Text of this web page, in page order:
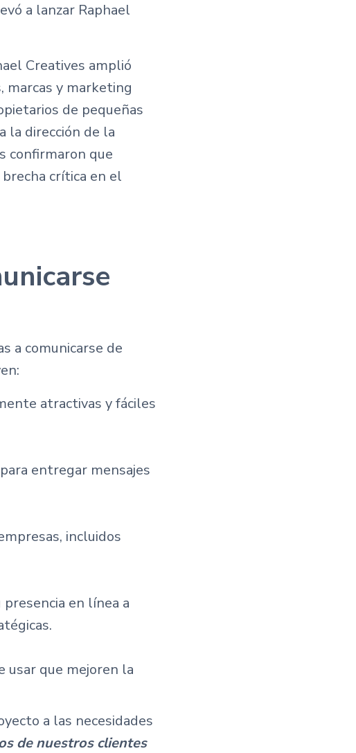
a lanzar Raphael
Creatives amplió
marcas y marketing
de pequeñas
la dirección de la
confirmaron que
crítica en el
a comunicarse de
atractivas y fáciles
entregar mensajes
incluidos
en línea a
usar que mejoren la
a las necesidades
de nuestros clientes